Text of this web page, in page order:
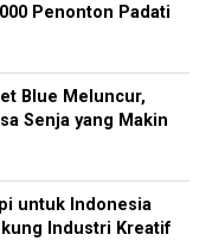
Penonton Padati
Blue Meluncur,
Senja yang Makin
untuk Indonesia
Industri Kreatif